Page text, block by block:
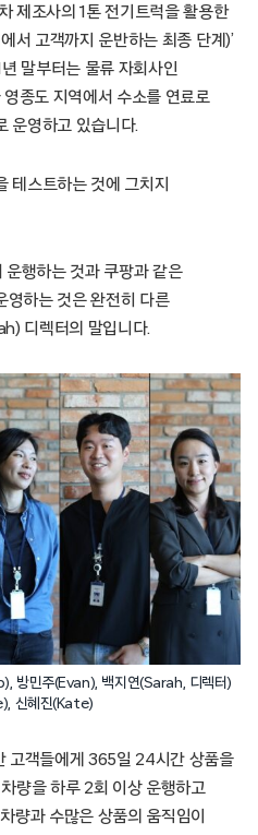
제조사의 1톤 전기트럭을 활용한
서 고객까지 운반하는 최종 단계)’
말부터는 물류 자회사인
종도 지역에서 수소를 연료로
운영하고 있습니다.
테스트하는 것에 그치지
운행하는 것과 쿠팡과 같은
영하는 것은 완전히 다른
디렉터의 말입니다.
방민주(Evan), 백지연(Sarah, 디렉터)
신혜진(Kate)
고객들에게 365일 24시간 상품을
량을 하루 2회 이상 운행하고
량과 수많은 상품의 움직임이